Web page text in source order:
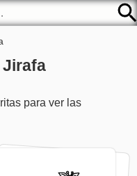
para ver las